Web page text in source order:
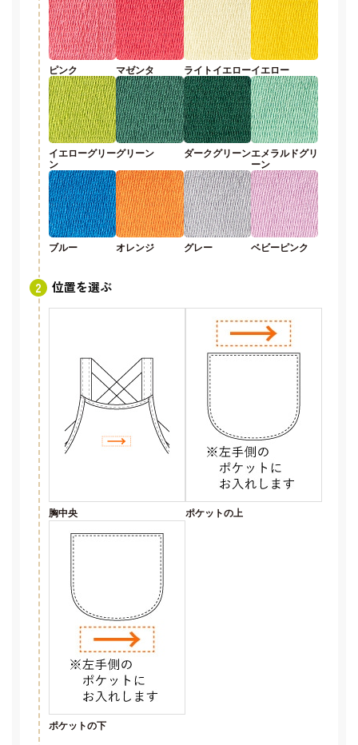
ピンク マゼンタ ライトイエローイエロー
イエローグリー
ン
グリーン ダークグリーンエメラルドグリ
ーン
ブルー オレンジ グレー ベビーピンク
位置を選ぶ
胸中央 ポケットの上
ポケットの下